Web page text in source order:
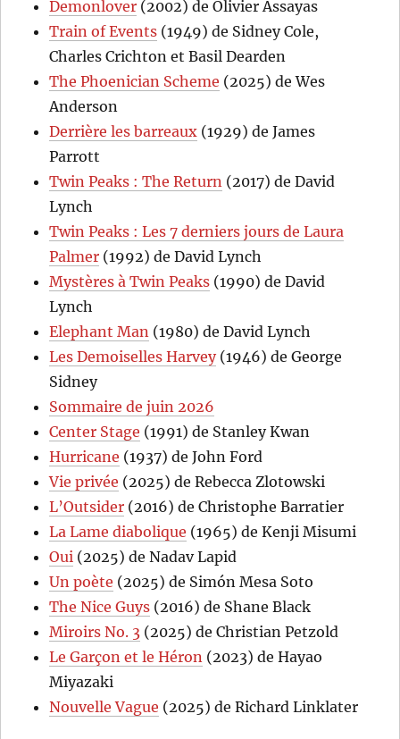
Demonlover (2002) de Olivier Assayas
Train of Events (1949) de Sidney Cole,
Charles Crichton et Basil Dearden
The Phoenician Scheme (2025) de Wes
Anderson
Derrière les barreaux (1929) de James
Parrott
Twin Peaks : The Return (2017) de David
Lynch
Twin Peaks : Les 7 derniers jours de Laura
Palmer (1992) de David Lynch
Mystères à Twin Peaks (1990) de David
Lynch
Elephant Man (1980) de David Lynch
Les Demoiselles Harvey(1946) de George
Sidney
Sommaire de juin 2026
Center Stage (1991) de Stanley Kwan
Hurricane (1937) de John Ford
Vie privée (2025) de Rebecca Zlotowski
L’Outsider (2016) de Christophe Barratier
La Lame diabolique (1965) de Kenji Misumi
Oui (2025) de Nadav Lapid
Un poète (2025) de Simón Mesa Soto
The Nice Guys (2016) de Shane Black
Miroirs No. 3 (2025) de Christian Petzold
Le Garçon et le Héron (2023) de Hayao
Miyazaki
Nouvelle Vague (2025) de Richard Linklater